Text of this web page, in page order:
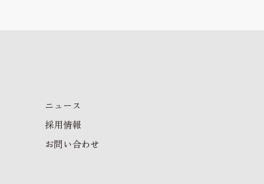
ニュース
採用情報
お問い合わせ